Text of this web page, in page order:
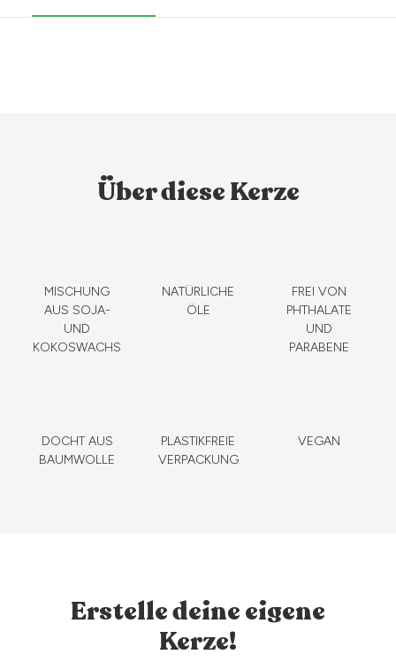
Über diese Kerze
MISCHUNG
AUS SOJA-
UND
KOKOSWACHS
NATÜRLICHE
ÖLE
FREI VON
PHTHALATE
UND
PARABENE
DOCHT AUS
BAUMWOLLE
PLASTIKFREIE
VERPACKUNG
VEGAN
Erstelle deine eigene
Kerze!